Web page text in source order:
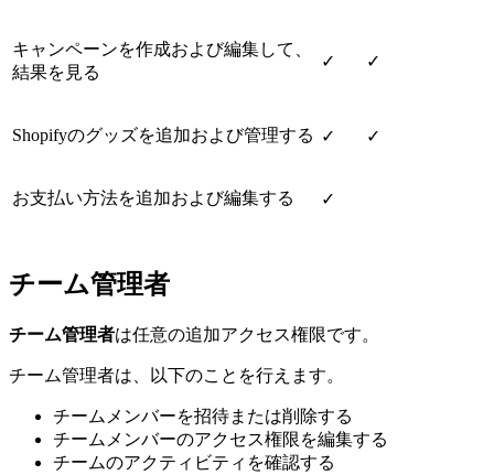
キャンペーンを作成および編集して、
結果を見る
✓ ✓
Shopifyのグッズを追加および管理する ✓ ✓
お支払い方法を追加および編集する ✓
チーム管理者
チーム管理者は任意の追加アクセス権限です。
チーム管理者は、以下のことを行えます。
チームメンバーを招待または削除する
チームメンバーのアクセス権限を編集する
チームのアクティビティを確認する